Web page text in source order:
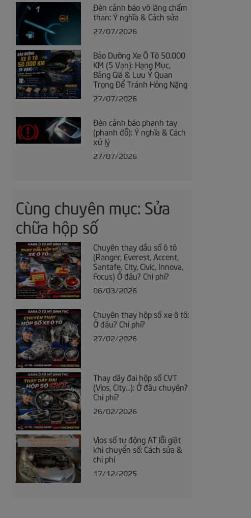
Đèn cảnh báo vô lăng chấm
than: Ý nghĩa & Cách sửa
27/07/2026
Bảo Dưỡng Xe Ô Tô 50.000
KM (5 Vạn): Hạng Mục,
Bảng Giá & Lưu Ý Quan
Trọng Để Tránh Hỏng Nặng
27/07/2026
Đèn cảnh báo phanh tay
(phanh đỗ): Ý nghĩa & Cách
xử lý
27/07/2026
Cùng chuyên mục: Sửa
chữa hộp số
Chuyên thay dầu số ô tô
(Ranger, Everest, Accent,
Santafe, City, Civic, Innova,
Focus) Ở đâu? Chi phí?
06/03/2026
Chuyên thay hộp số xe ô tô:
Ở đâu? Chi phí?
27/02/2026
Thay dây đai hộp số CVT
(Vios, City…): Ở đâu chuyên?
Chi phí?
26/02/2026
Vios số tự động AT lỗi giật
khi chuyển số: Cách sửa &
chi phí
17/12/2025